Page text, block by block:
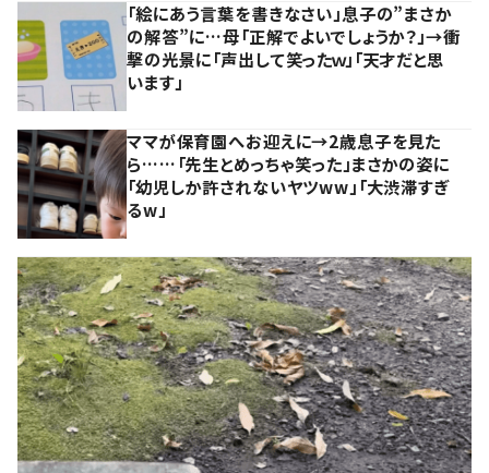
「絵にあう言葉を書きなさい」息子の”まさか
の解答”に…母「正解でよいでしょうか？」→衝
撃の光景に「声出して笑ったｗ」「天才だと思
います」
ママが保育園へお迎えに→2歳息子を見た
ら……「先生とめっちゃ笑った」まさかの姿に
「幼児しか許されないヤツww」「大渋滞すぎ
るw」